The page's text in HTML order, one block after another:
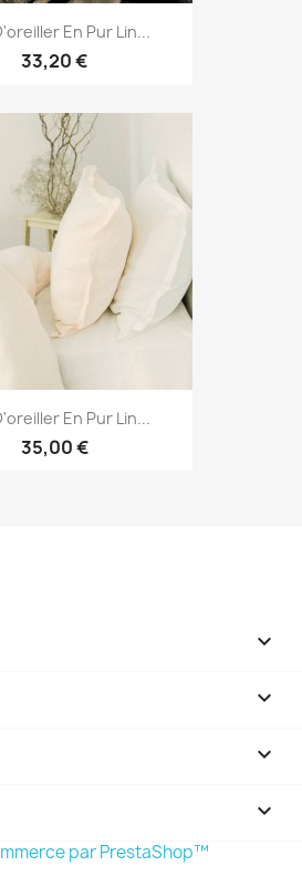
En Pur Lin...
33,20 €
En Pur Lin...
35,00 €



keyboard_arrow_down
par PrestaShop™